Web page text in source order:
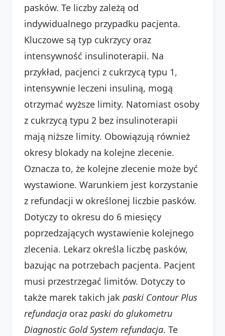
pasków. Te liczby zależą od
indywidualnego przypadku pacjenta.
Kluczowe są typ cukrzycy oraz
intensywność insulinoterapii. Na
przykład, pacjenci z cukrzycą typu 1,
intensywnie leczeni insuliną, mogą
otrzymać wyższe limity. Natomiast osoby
z cukrzycą typu 2 bez insulinoterapii
mają niższe limity. Obowiązują również
okresy blokady na kolejne zlecenie.
Oznacza to, że kolejne zlecenie może być
wystawione. Warunkiem jest korzystanie
z refundacji w określonej liczbie pasków.
Dotyczy to okresu do 6 miesięcy
poprzedzających wystawienie kolejnego
zlecenia. Lekarz określa liczbę pasków,
bazując na potrzebach pacjenta. Pacjent
musi przestrzegać limitów. Dotyczy to
także marek takich jak paski Contour Plus
refundacja oraz paski do glukometru
Diagnostic Gold System refundacja. Te